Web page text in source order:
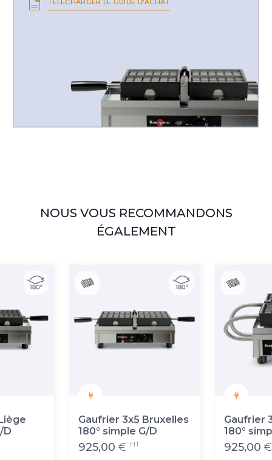
NOUS VOUS RECOMMANDONS
ÉGALEMENT
D
Gaufrier 3x5 Bruxelles
180° simple G/D
925,00 € HT
Gaufrier
180°
925,00 €